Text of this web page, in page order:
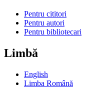
Pentru cititori
Pentru autori
Pentru bibliotecari
Limbă
English
Limba Română